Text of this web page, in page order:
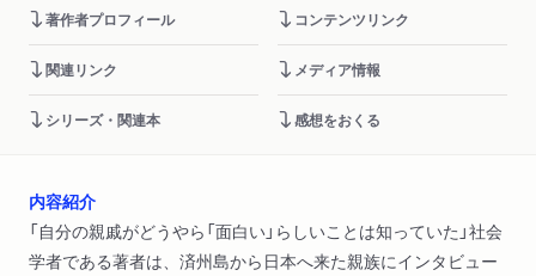
著作者プロフィール コンテンツリンク
関連リンク メディア情報
シリーズ・関連本 感想をおくる
内容紹介
「自分の親戚がどうやら「面白い」らしいことは知っていた」社会
学者である著者は、済州島から日本へ来た親族にインタビュー